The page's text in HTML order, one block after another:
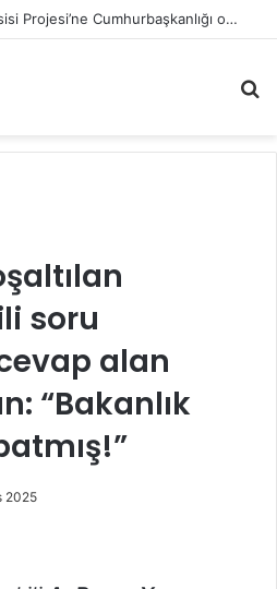
Erikli Atık Su Arıtma Tesisi Projesi’ne Cumhurbaşkanlığı onayı
...
soru
alan
“Bakanlık
2025